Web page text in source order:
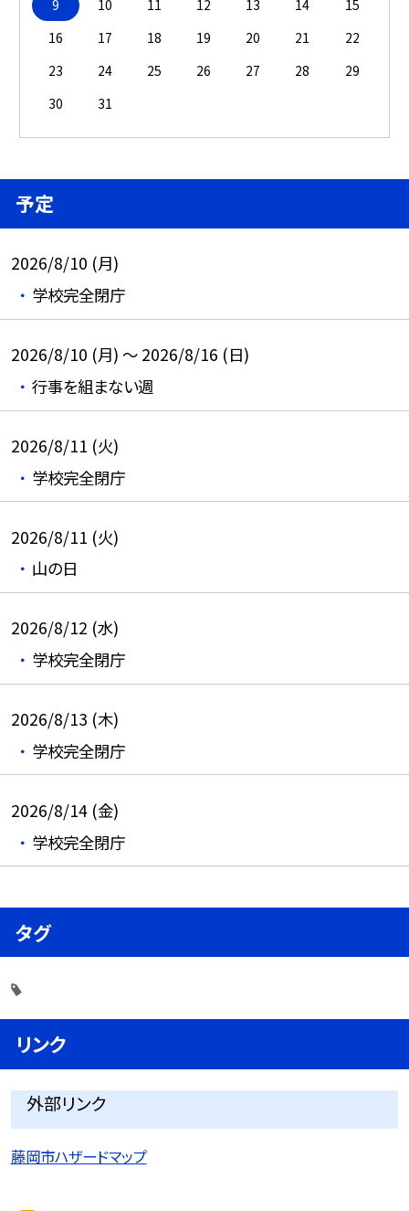
9
10 11 12 13 14
15
16
17 18 19 20 21
22
23
24 25 26 27 28
29
30
31
予定
2026/8/10 (月)
学校完全閉庁
2026/8/10 (月) ～ 2026/8/16 (日)
行事を組まない週
2026/8/11 (火)
学校完全閉庁
2026/8/11 (火)
山の日
2026/8/12 (水)
学校完全閉庁
2026/8/13 (木)
学校完全閉庁
2026/8/14 (金)
学校完全閉庁
タグ
リンク
外部リンク
藤岡市ハザードマップ